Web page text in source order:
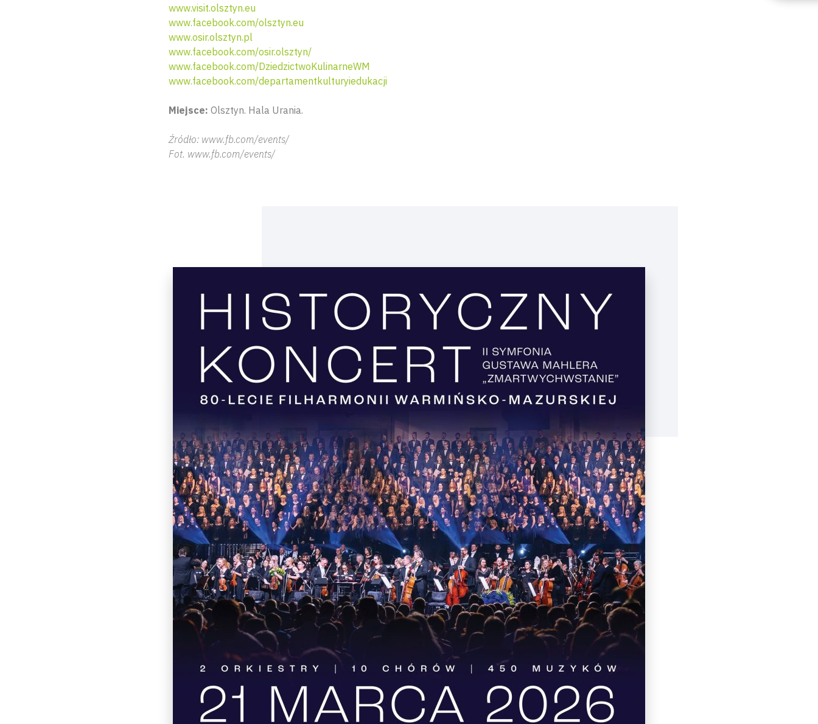
www.visit.olsztyn.eu
www.facebook.com/olsztyn.eu
www.osir.olsztyn.pl
www.facebook.com/osir.olsztyn/
www.facebook.com/DziedzictwoKulinarneWM
www.facebook.com/departamentkulturyiedukacji
Miejsce: Olsztyn. Hala Urania.
Źródło: www.fb.com/events/
Fot. www.fb.com/events/